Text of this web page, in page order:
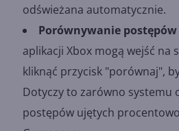
odświeżana automatycznie.
Porównywanie
aplikacji Xbox mogą wejść na
kliknąć przycisk "porównaj",
Dotyczy to zarówno systemu
postępów ujętych